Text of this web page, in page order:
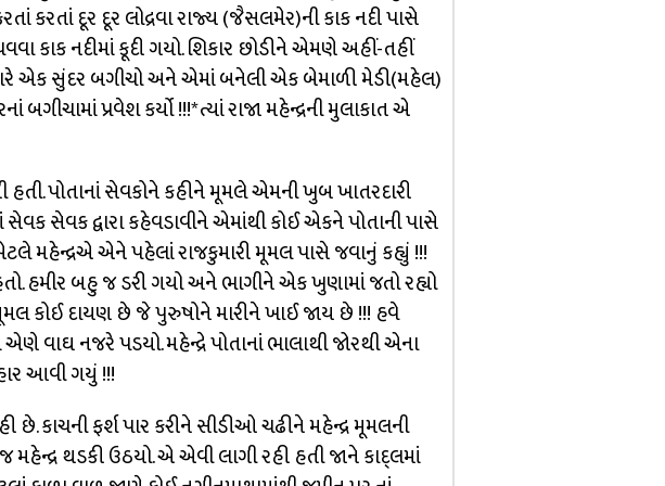
કરતાં દૂર દૂર લોદ્રવા રાજ્ય (જૈસલમેર)ની કાક નદી પાસે
કાક નદીમાં કૂદી ગયો. શિકાર છોડીને એમણે અહીં-તહીં
એક સુંદર બગીચો અને એમાં બનેલી એક બેમાળી મેડી(મહેલ)
બગીચામાં પ્રવેશ કર્યો !!!*ત્યાં રાજા મહેન્દ્રની મુલાકાત એ
પોતાનાં સેવકોને કહીને મૂમલે એમની ખુબ ખાતરદારી
સેવક સેવક દ્વારા કહેવડાવીને એમાંથી કોઈ એકને પોતાની પાસે
મહેન્દ્રએ એને પહેલાં રાજકુમારી મૂમલ પાસે જવાનું કહ્યું !!!
હમીર બહુ જ ડરી ગયો અને ભાગીને એક ખુણામાં જતો રહ્યો
કોઈ દાયણ છે જે પુરુષોને મારીને ખાઈ જાય છે !!! હવે
વાઘ નજરે પડયો. મહેન્દ્રે પોતાનાં ભાલાથી જોરથી એના
આવી ગયું !!!
કાચની ફર્શ પાર કરીને સીડીઓ ચઢીને મહેન્દ્ર મૂમલની
થડકી ઉઠયો. એ એવી લાગી રહી હતી જાને કાદ્લમાં